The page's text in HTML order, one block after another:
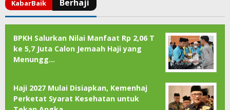
BPKH Salurkan Nilai Manfaat Rp 2,06 T
ke 5,7 Juta Calon Jemaah Haji yang
Menungg…
Haji 2027 Mulai Disiapkan, Kemenhaj
Perketat Syarat Kesehatan untuk